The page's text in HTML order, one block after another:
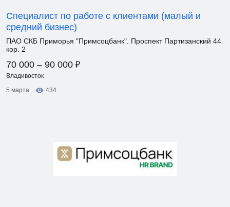
Специалист по работе с клиентами (малый и
средний бизнес)
ПАО СКБ Приморья "Примсоцбанк". Проспект Партизанский 44
кор. 2
70 000 – 90 000 ₽
Владивосток
5 марта
434